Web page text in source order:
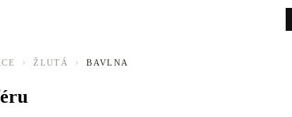
› ŽLUTÁ › BAVLNA